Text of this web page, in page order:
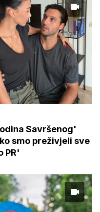
Savršenog'
smo preživjeli sve
PR'